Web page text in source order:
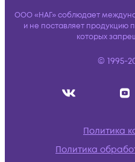
ООО «НАГ» соблюдает
и не поставляет продукцию
которых
© 1995-
Политика
Политика